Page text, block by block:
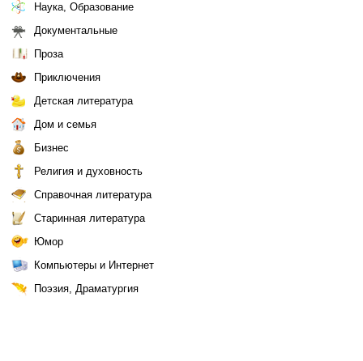
Наука, Образование
Документальные
Проза
Приключения
Детская литература
Дом и семья
Бизнес
Религия и духовность
Справочная литература
Старинная литература
Юмор
Компьютеры и Интернет
Поэзия, Драматургия